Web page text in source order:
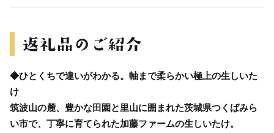
◆ひとくちで違いがわかる。軸まで柔らかい極上の生しいた
け
筑波山の麓、豊かな田園と里山に囲まれた茨城県つくばみら
い市で、丁寧に育てられた加藤ファームの生しいたけ。